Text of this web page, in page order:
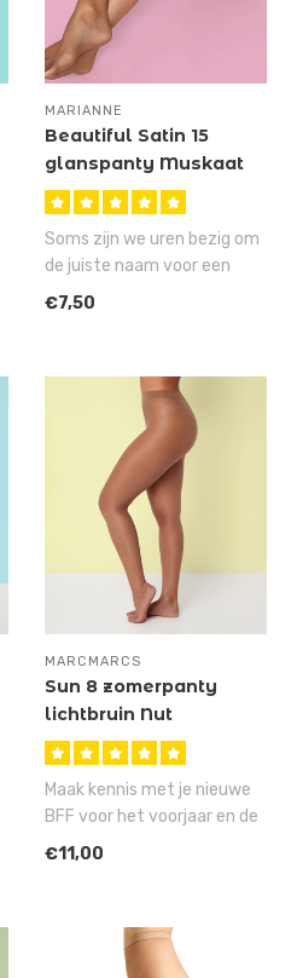
MARIANNE
Beautiful Satin 15
glanspanty Muskaat
Soms zijn we uren bezig om
de juiste naam voor een
artikel te verzinnen, maar
€7,50
MARCMARCS
Sun 8 zomerpanty
lichtbruin Nut
Maak kennis met je nieuwe
BFF voor het voorjaar en de
zomer, want deze lichtbrui..
€11,00